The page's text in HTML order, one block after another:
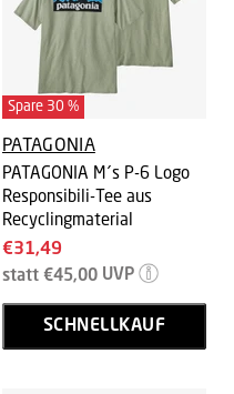
Spare 30 %
PATAGONIA
PATAGONIA M´s P-6 Logo
Responsibili-Tee aus
Recyclingmaterial
Aktueller
Preis
€31,49
Ursprünglicher
statt €45,00 UVP
SCHNELLKAUF